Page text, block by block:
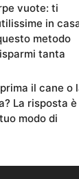
vuote: ti
in
metodo
tanta
il cane o
La risposta è
modo di